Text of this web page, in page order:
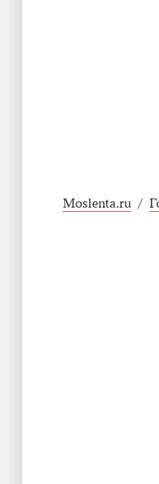
Moslenta.ru /